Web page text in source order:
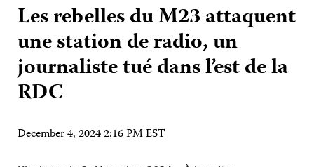
Les rebelles du M23 attaquent
une station de radio, un
journaliste tué dans l’est de la
RDC
December 4, 2024 2:16 PM EST